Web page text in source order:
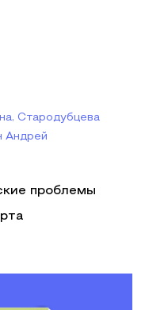
Стародубцева
Андрей
проблемы